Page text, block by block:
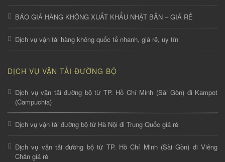
BÁO GIÁ HÀNG KHÔNG XUẤT KHẨU NHẬT BẢN – GIÁ RẺ
Dịch vụ vận tải hàng không quốc tế nhanh, giá rẻ, uy tín
DỊCH VỤ VẬN TẢI ĐƯỜNG BỘ
Dịch vụ vận tải đường bộ từ TP. Hồ Chí Minh (Sài Gòn) đi Kampot
(Campuchia)
Dịch vụ vận tải đường bộ từ Hà Nội đi Trung Quốc giá rẻ
Dịch vụ vận tải đường bộ từ TP. Hồ Chí Minh (Sài Gòn) đi Viêng
Chăn giá rẻ